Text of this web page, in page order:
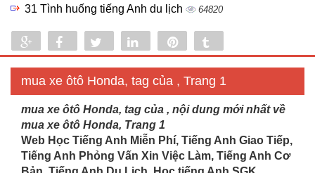
31 Tình huống tiếng Anh du lịch 64820
Share Share Tweet Share
mua xe ôtô Honda, tag của , Trang 1
mua xe ôtô Honda, tag của , nội dung mới nhất về
mua xe ôtô Honda, Trang 1
Web Học Tiếng Anh Miễn Phí, Tiếng Anh Giao Tiếp,
Tiếng Anh Phỏng Vấn Xin Việc Làm, Tiếng Anh Cơ